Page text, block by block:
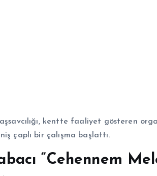
kentte faaliyet gösteren
çaplı bir çalışma başlattı.
“Cehennem